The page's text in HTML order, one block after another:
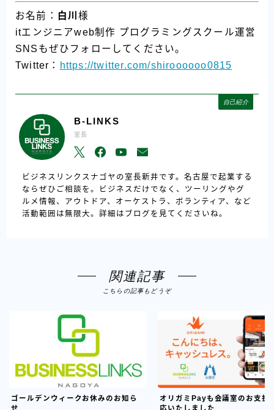
お名前： 白川様
itエンジニアweb制作 プログラミングスクール運営
SNSもぜひフォローしてください。
Twitter：
https://twitter.com/shiroooooo0815
自己紹介
B-LINKS
室長
ビジネスリンクスナゴヤの室長新井です。名古屋で起業する
ならぜひご相談を。ビジネスだけでなく、ツーリングやグ
ルメ情報、アウトドア、オーケストラ、ボランティア、など
活動範囲は無限大。詳細はブログを見てくださいね。
関連記事
こちらの記事もどうぞ
ゴールデンウィークお休みのお知ら
せ
オリガミPayも会議室のお支払
応いたしました